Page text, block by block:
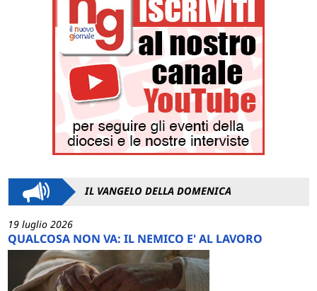
IL VANGELO DELLA DOMENICA
19 luglio 2026
QUALCOSA NON VA: IL NEMICO E' AL LAVORO